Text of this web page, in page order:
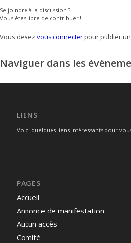
Se joindre à la discussion ?
Vous êtes libre de contribuer !
Vous devez vous connecterpour publier
Naviguer dans les
LIENS
Voici quelques liens intéressants pour
PAGES
Accueil
Annonce de manifestation
Aucun accès
Comité